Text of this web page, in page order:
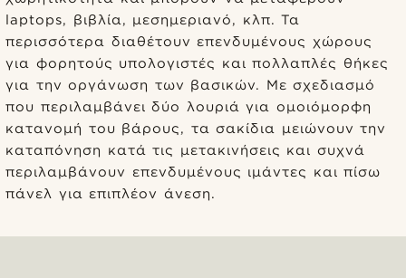
laptops, βιβλία, μεσημεριανό, κλπ. Τα
περισσότερα διαθέτουν επενδυμένους χώρους
για φορητούς υπολογιστές και πολλαπλές θήκες
για την οργάνωση των βασικών. Με σχεδιασμό
που περιλαμβάνει δύο λουριά για ομοιόμορφη
κατανομή του βάρους, τα σακίδια μειώνουν την
καταπόνηση κατά τις μετακινήσεις και συχνά
περιλαμβάνουν επενδυμένους ιμάντες και πίσω
πάνελ για επιπλέον άνεση.